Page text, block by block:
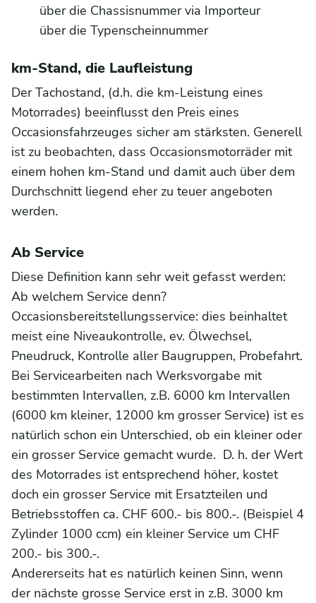
über die Chassisnummer via Importeur
über die Typenscheinnummer
km-Stand, die Laufleistung
Der Tachostand, (d.h. die km-Leistung eines
Motorrades) beeinflusst den Preis eines
Occasionsfahrzeuges sicher am stärksten. Generell
ist zu beobachten, dass Occasionsmotorräder mit
einem hohen km-Stand und damit auch über dem
Durchschnitt liegend eher zu teuer angeboten
werden.
Ab Service
Diese Definition kann sehr weit gefasst werden:
Ab welchem Service denn?
Occasionsbereitstellungsservice: dies beinhaltet
meist eine Niveaukontrolle, ev. Ölwechsel,
Pneudruck, Kontrolle aller Baugruppen, Probefahrt.
Bei Servicearbeiten nach Werksvorgabe mit
bestimmten Intervallen, z.B. 6000 km Intervallen
(6000 km kleiner, 12000 km grosser Service) ist es
natürlich schon ein Unterschied, ob ein kleiner oder
ein grosser Service gemacht wurde. D. h. der Wert
des Motorrades ist entsprechend höher, kostet
doch ein grosser Service mit Ersatzteilen und
Betriebsstoffen ca. CHF 600.- bis 800.-. (Beispiel 4
Zylinder 1000 ccm) ein kleiner Service um CHF
200.- bis 300.-.
Andererseits hat es natürlich keinen Sinn, wenn
der nächste grosse Service erst in z.B. 3000 km